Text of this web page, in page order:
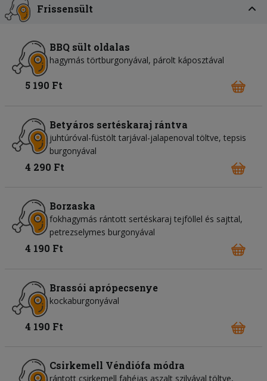
Frissensült
BBQ sült oldalas
hagymás törtburgonyával, párolt káposztával
5 190 Ft
Betyáros sertéskaraj rántva
juhtúróval-füstölt tarjával-jalapenoval töltve, tepsis
burgonyával
4 290 Ft
Borzaska
fokhagymás rántott sertéskaraj tejföllel és sajttal,
petrezselymes burgonyával
4 190 Ft
Brassói aprópecsenye
kockaburgonyával
4 190 Ft
Csirkemell Véndiófa módra
rántott csirkemell fahéjas aszalt szilvával töltve,